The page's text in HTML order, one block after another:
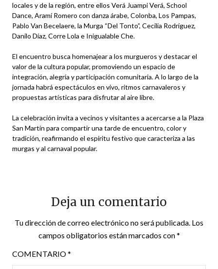
locales y de la región, entre ellos Verá Juampi Verá, School
Dance, Aramí Romero con danza árabe, Colonba, Los Pampas,
Pablo Van Becelaere, la Murga “Del Tonto”, Cecilia Rodríguez,
Danilo Díaz, Corre Lola e Inigualable Che.
El encuentro busca homenajear a los murgueros y destacar el
valor de la cultura popular, promoviendo un espacio de
integración, alegría y participación comunitaria. A lo largo de la
jornada habrá espectáculos en vivo, ritmos carnavaleros y
propuestas artísticas para disfrutar al aire libre.
La celebración invita a vecinos y visitantes a acercarse a la Plaza
San Martín para compartir una tarde de encuentro, color y
tradición, reafirmando el espíritu festivo que caracteriza a las
murgas y al carnaval popular.
Deja un comentario
Tu dirección de correo electrónico no será publicada. Los
campos obligatorios están marcados con*
COMENTARIO*